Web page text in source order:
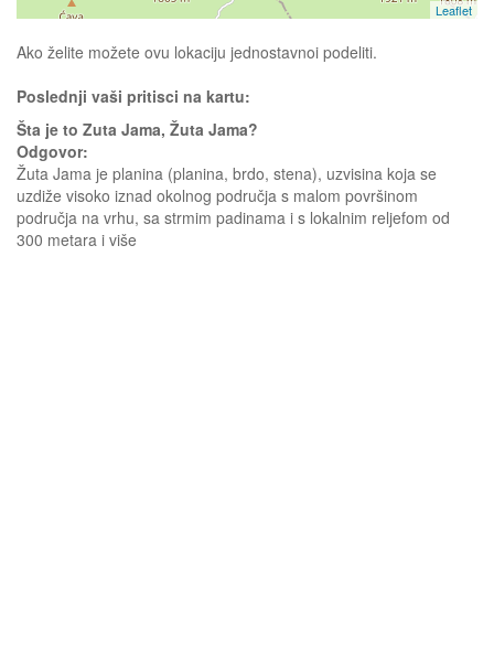
Leaflet
Ako želite možete ovu lokaciju jednostavnoi podeliti.
Poslednji vaši pritisci na kartu:
Šta je to Zuta Jama, Žuta Jama?
Odgovor:
Žuta Jama je planina (planina, brdo, stena), uzvisina koja se
uzdiže visoko iznad okolnog područja s malom površinom
područja na vrhu, sa strmim padinama i s lokalnim reljefom od
300 metara i više